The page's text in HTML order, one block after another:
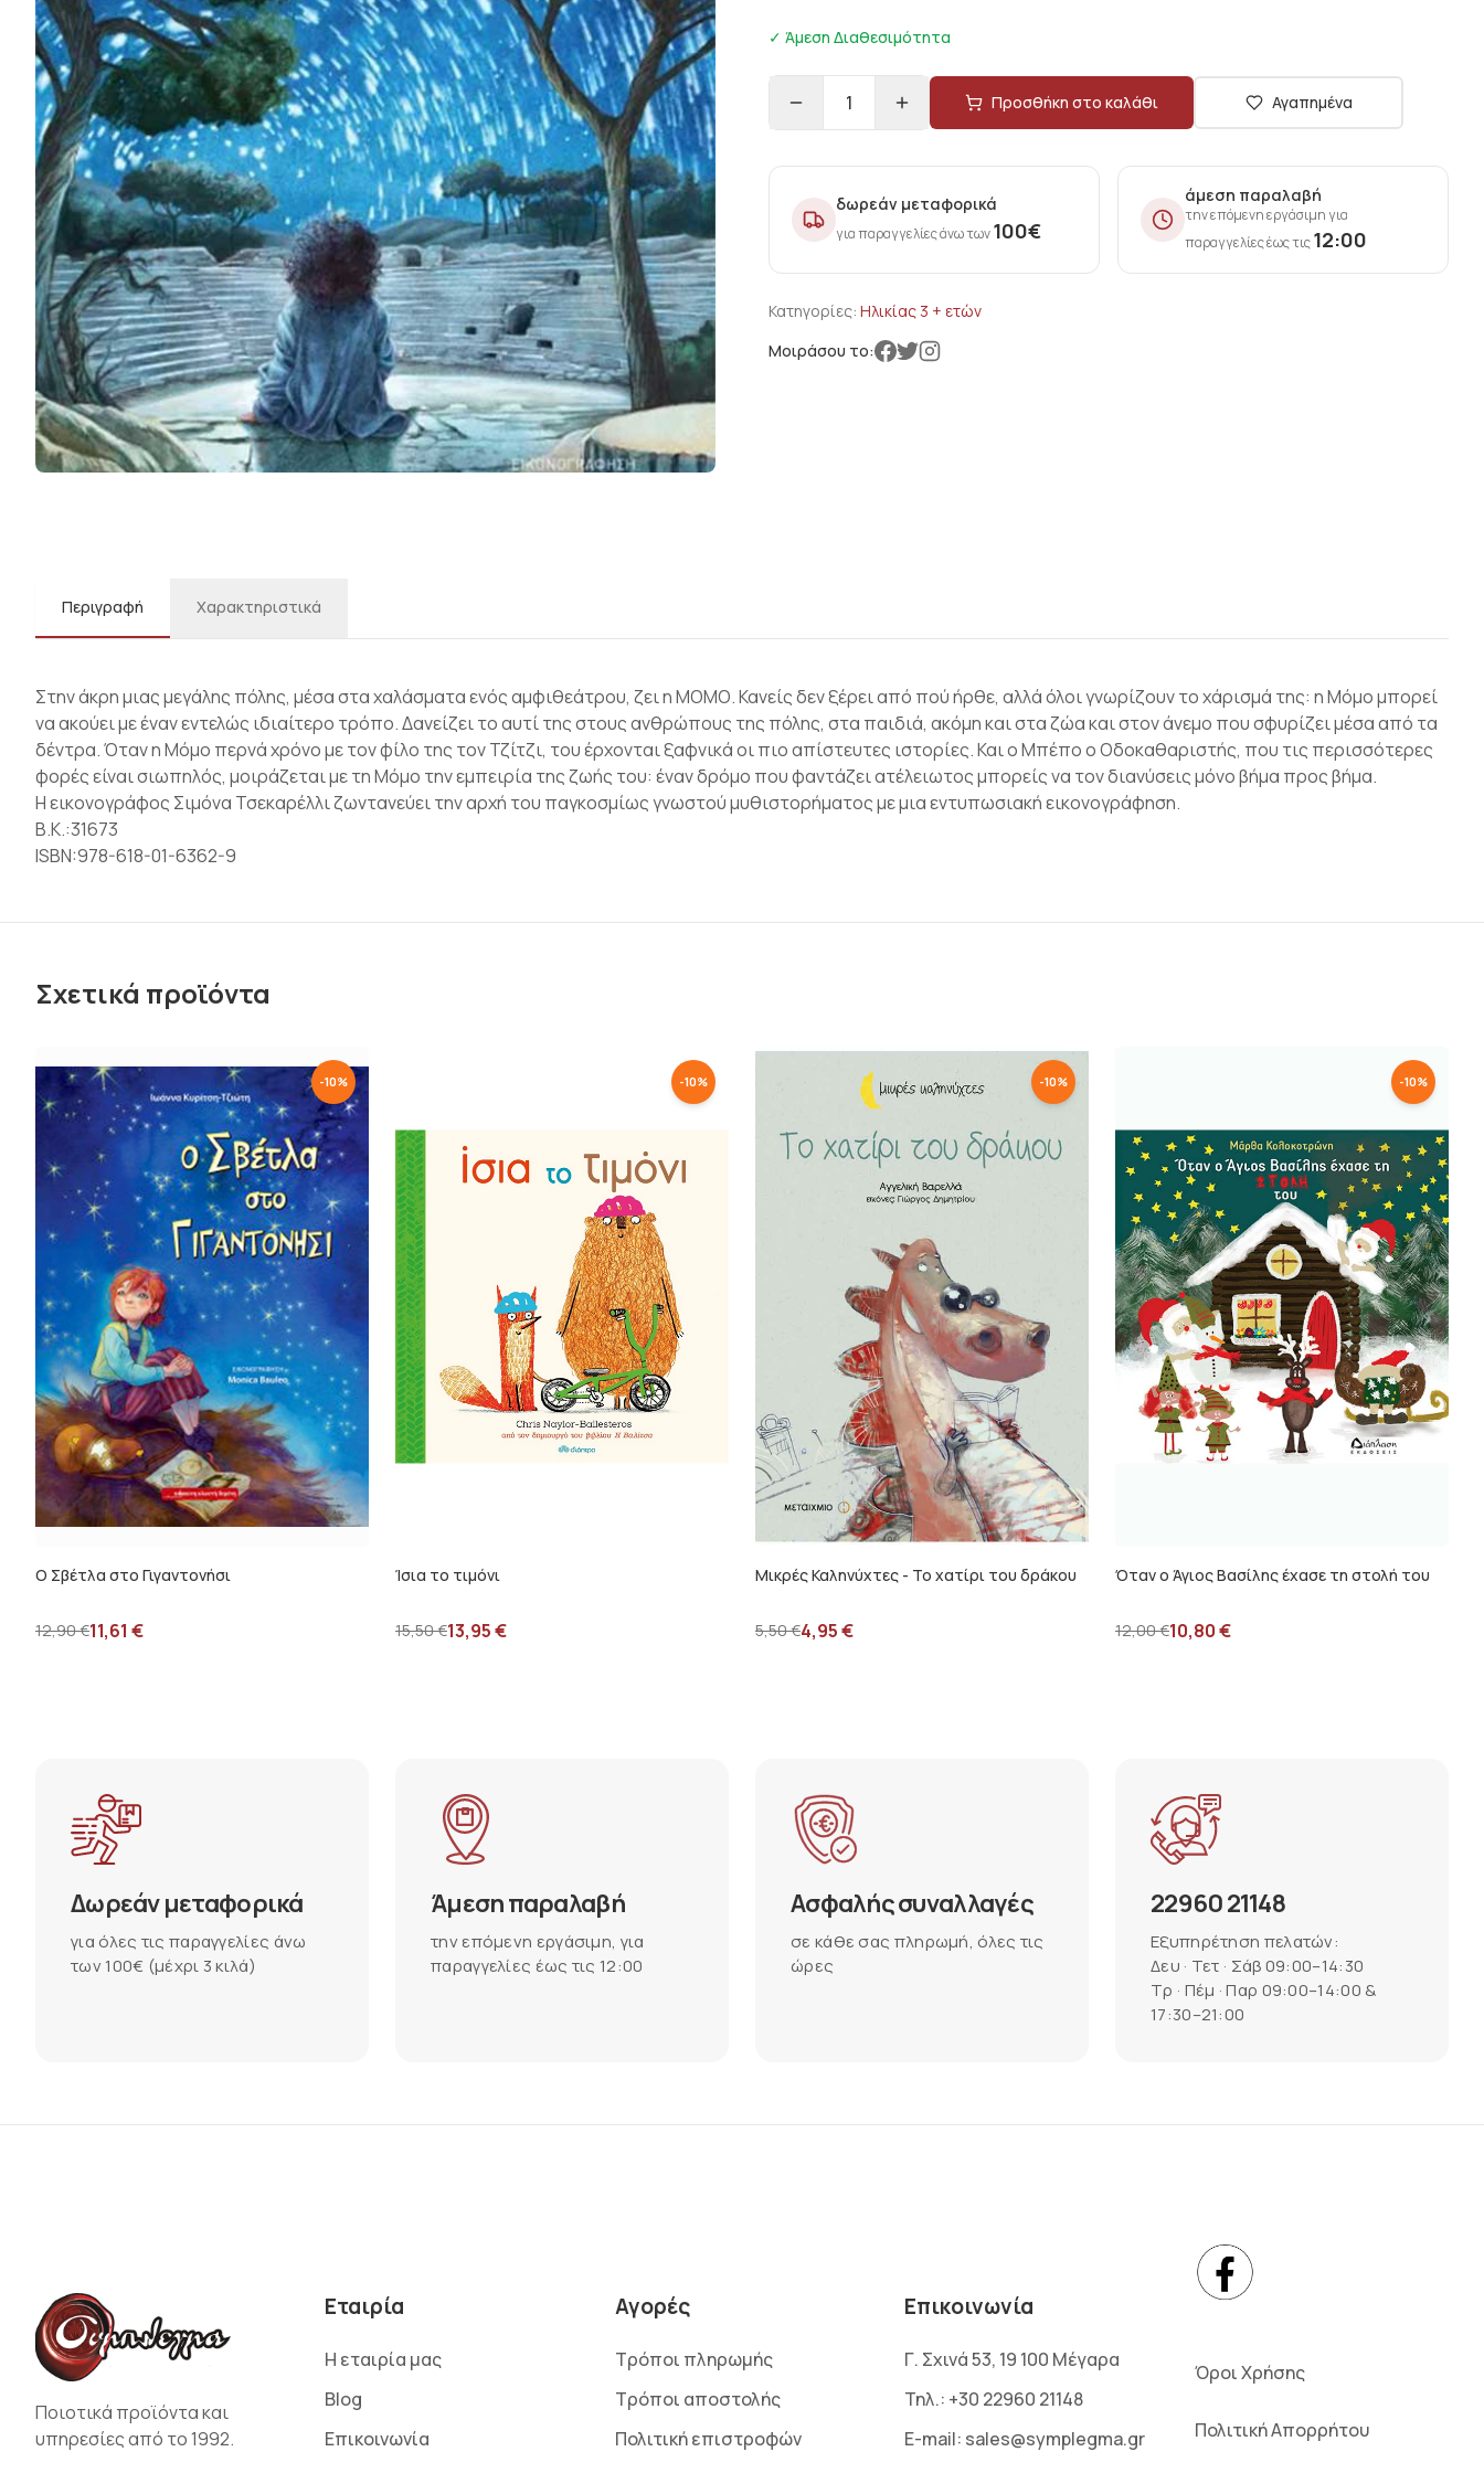
✓ Άμεση Διαθεσιμότητα
1 Προσθήκη στο καλάθι Αγαπημένα
δωρεάν μεταφορικά
για παραγγελίες άνω των100€
άμεση παραλαβή
την επόμενη εργάσιμη για
παραγγελίες έως τις12:00
Κατηγορίες: Ηλικίας 3 + ετών
Μοιράσου το:
Περιγραφή Χαρακτηριστικά
Στην άκρη μιας μεγάλης πόλης, μέσα στα χαλάσματα ενός αμφιθεάτρου, ζει η ΜΟΜΟ. Κανείς δεν ξέρει από πού ήρθε, αλλά όλοι γνωρίζουν το χάρισμά της: η Μόμο μπορεί
να ακούει με έναν εντελώς ιδιαίτερο τρόπο. Δανείζει το αυτί της στους ανθρώπους της πόλης, στα παιδιά, ακόμη και στα ζώα και στον άνεμο που σφυρίζει μέσα από τα
δέντρα. Όταν η Μόμο περνά χρόνο με τον φίλο της τον Τζίτζι, του έρχονται ξαφνικά οι πιο απίστευτες ιστορίες. Και ο Μπέπο ο Οδοκαθαριστής, που τις περισσότερες
φορές είναι σιωπηλός, μοιράζεται με τη Μόμο την εμπειρία της ζωής του: έναν δρόμο που φαντάζει ατέλειωτος μπορείς να τον διανύσεις μόνο βήμα προς βήμα.
Η εικονογράφος Σιμόνα Τσεκαρέλλι ζωντανεύει την αρχή του παγκοσμίως γνωστού μυθιστορήματος με μια εντυπωσιακή εικονογράφηση.
Β.Κ.:31673
ISBN:978-618-01-6362-9
Σχετικά προϊόντα
-10%
Ο Σβέτλα στο Γιγαντονήσι
12,90€11,61 €
-10%
Ίσια το τιμόνι
15,50€13,95€
-10%
Μικρές Καληνύχτες - Το χατίρι του δράκου
5,50€4,95€
-10%
Όταν ο Άγιος Βασίλης έχασε τη στολή του
12,00€10,80€
Δωρεάν μεταφορικά
για όλες τις παραγγελίες άνω
των 100€ (μέχρι 3 κιλά)
Άμεση παραλαβή
την επόμενη εργάσιμη, για
παραγγελίες έως τις 12:00
Ασφαλής συναλλαγές
σε κάθε σας πληρωμή, όλες τις
ώρες
22960 21148
Εξυπηρέτηση πελατών:
Δευ · Τετ · Σάβ 09:00–14:30
Τρ · Πέμ · Παρ 09:00–14:00 &
17:30–21:00
Ποιοτικά προϊόντα και
υπηρεσίες από το 1992.
Εταιρία
Η εταιρία μας
Blog
Επικοινωνία
Αγορές
Τρόποι πληρωμής
Τρόποι αποστολής
Πολιτική επιστροφών
Επικοινωνία
Γ. Σχινά 53, 19 100 Μέγαρα
Τηλ.: +30 22960 21148
E-mail: sales@symplegma.gr
Όροι Χρήσης
Πολιτική Απορρήτου